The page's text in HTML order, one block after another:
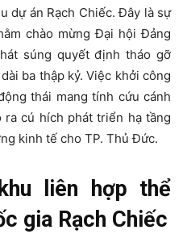
dự án Rạch Chiếc. Đây là sự
chào mừng Đại hội Đảng
súng quyết định tháo gỡ
ba thập kỷ. Việc khởi công
thái mang tính cứu cánh
ra cú hích phát triển hạ tầng
kinh tế cho TP. Thủ Đức.
liên hợp thể
gia Rạch Chiếc